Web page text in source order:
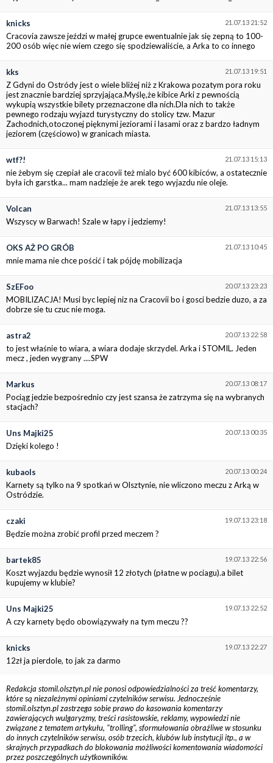
21.07.13 21:52
knicks
Cracovia zawsze jeździ w małej grupce ewentualnie jak się zepną to 100-
200 osób więc nie wiem czego się spodziewaliście, a Arka to co innego
21.07.13 19:51
kks
Z Gdyni do Ostródy jest o wiele bliżej niż z Krakowa pozatym pora roku
jest znacznie bardziej sprzyjająca.Myślę,że kibice Arki z pewnością
wykupią wszystkie bilety przeznaczone dla nich.Dla nich to także
pewnego rodzaju wyjazd turystyczny do stolicy tzw. Mazur
Zachodnich,otoczonej pięknymi jeziorami i lasami oraz z bardzo ładnym
jeziorem (częściowo) w granicach miasta.
21.07.13 15:13
wtf?!
nie żebym się czepiał ale cracovii też mialo być 600 kibiców, a ostatecznie
była ich garstka... mam nadzieje że arek tego wyjazdu nie oleje.
21.07.13 13:55
Volcan
Wszyscy w Barwach! Szale w łapy i jedziemy!
21.07.13 10:45
OKS AŻ PO GRÓB
mnie mama nie chce pościć i tak pójdę mobilizacja
20.07.13 23:23
SzEFoo
MOBILIZACJA! Musi byc lepiej niz na Cracovii bo i gosci bedzie duzo, a za
dobrze sie tu czuc nie moga.
20.07.13 22:58
astra2
to jest właśnie to wiara, a wiara dodaje skrzydel. Arka i STOMIL. Jeden
mecz , jeden wygrany ....SPW
20.07.13 08:17
Markus
Pociąg jedzie bezpośrednio czy jest szansa że zatrzyma się na wybranych
stacjach?
20.07.13 00:35
Uns Majki25
Dzięki kolego !
20.07.13 00:24
kubaols
Karnety są tylko na 9 spotkań w Olsztynie, nie wliczono meczu z Arką w
Ostródzie.
19.07.13 23:18
czaki
Będzie można zrobić profil przed meczem ?
19.07.13 22:56
bartek85
Koszt wyjazdu będzie wynosił 12 złotych (płatne w pociagu).a bilet
kupujemy w klubie?
19.07.13 22:52
Uns Majki25
A czy karnety będo obowiązywały na tym meczu ??
19.07.13 22:27
knicks
12zł ja pierdole, to jak za darmo
Redakcja stomil.olsztyn.pl nie ponosi odpowiedzialności za treść komentarzy,
które są niezależnymi opiniami czytelników serwisu. Jednocześnie
stomil.olsztyn.pl zastrzega sobie prawo do kasowania komentarzy
zawierających wulgaryzmy, treści rasistowskie, reklamy, wypowiedzi nie
związane z tematem artykułu, "trolling", sformułowania obraźliwe w stosunku
do innych czytelników serwisu, osób trzecich, klubów lub instytucji itp., a w
skrajnych przypadkach do blokowania możliwości komentowania wiadomości
przez poszczególnych użytkowników.